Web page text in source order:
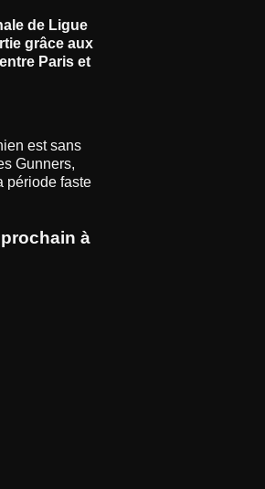
de Ligue
grâce aux
Paris et
est sans
Gunners,
période faste
à